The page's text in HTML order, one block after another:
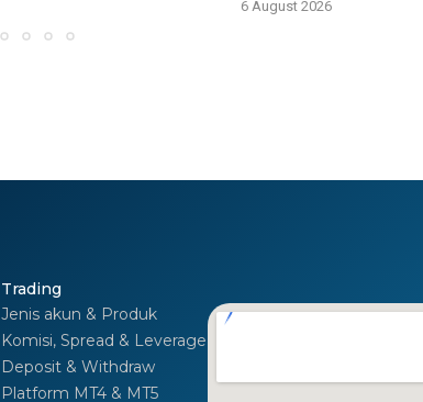
6 August 2026
Trading
Jenis akun & Produk
Komisi, Spread & Leverage
Deposit & Withdraw
Platform MT4 & MT5